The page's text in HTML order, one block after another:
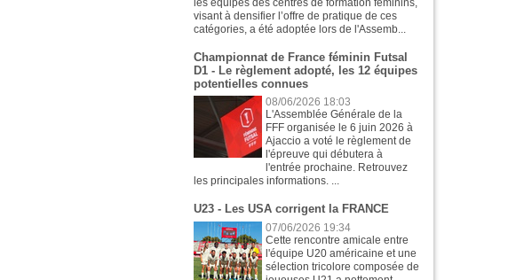
visant à densifier l’offre de pratique de ces
catégories, a été adoptée lors de l'Assemb...
Championnat de France féminin Futsal
D1 - Le règlement adopté, les 12 équipes
potentielles connues
08/06/2026 18:03
L'Assemblée Générale de la
FFF organisée le 6 juin 2026 à
Ajaccio a voté le règlement de
l'épreuve qui débutera à
l'entrée prochaine. Retrouvez
les principales informations. ...
U23 - Les USA corrigent la FRANCE
07/06/2026 19:34
Cette rencontre amicale entre
l'équipe U20 américaine et une
sélection tricolore composée de